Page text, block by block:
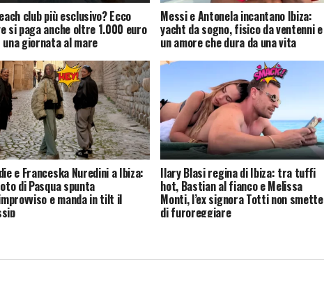
club più esclusivo? Ecco
si paga anche oltre 1.000 euro
una giornata al mare
Messi e Antonela incantano Ibiza:
yacht da sogno, fisico da ventenni e
un amore che dura da una vita
e Franceska Nuredini a Ibiza:
di Pasqua spunta
e manda in tilt il
Ilary Blasi regina di Ibiza: tra tuffi
hot, Bastian al fianco e Melissa
Monti, l’ex signora Totti non smette
di furoreggiare